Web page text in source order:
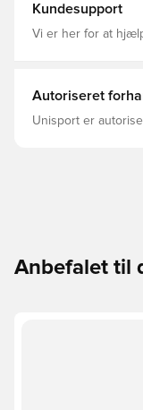
Kundesupport
Vi er her for at
Autoriseret
Unisport er
Anbefalet til